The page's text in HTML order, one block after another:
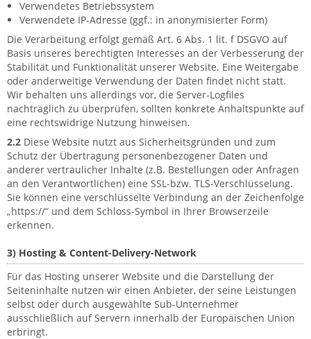
Verwendetes Betriebssystem
Verwendete IP-Adresse (ggf.: in anonymisierter Form)
Die Verarbeitung erfolgt gemäß Art. 6 Abs. 1 lit. f DSGVO auf
Basis unseres berechtigten Interesses an der Verbesserung der
Stabilität und Funktionalität unserer Website. Eine Weitergabe
oder anderweitige Verwendung der Daten findet nicht statt.
Wir behalten uns allerdings vor, die Server-Logfiles
nachträglich zu überprüfen, sollten konkrete Anhaltspunkte auf
eine rechtswidrige Nutzung hinweisen.
2.2 Diese Website nutzt aus Sicherheitsgründen und zum
Schutz der Übertragung personenbezogener Daten und
anderer vertraulicher Inhalte (z.B. Bestellungen oder Anfragen
an den Verantwortlichen) eine SSL-bzw. TLS-Verschlüsselung.
Sie können eine verschlüsselte Verbindung an der Zeichenfolge
„https://“ und dem Schloss-Symbol in Ihrer Browserzeile
erkennen.
3) Hosting & Content-Delivery-Network
Für das Hosting unserer Website und die Darstellung der
Seiteninhalte nutzen wir einen Anbieter, der seine Leistungen
selbst oder durch ausgewählte Sub-Unternehmer
ausschließlich auf Servern innerhalb der Europäischen Union
erbringt.